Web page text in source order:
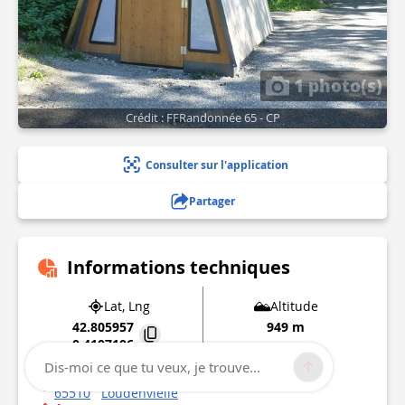
1 photo(s)
Crédit : FFRandonnée 65 - CP
Consulter sur l'application
Partager
Informations techniques
Lat, Lng
42.805957
0.4107106
Altitude
949 m
2 Chemin du Lac
65510
Loudenvielle
Dis-moi ce que tu veux, je trouve...